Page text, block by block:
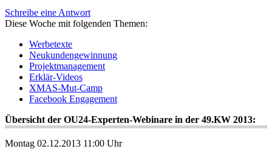
Schreibe eine Antwort
Diese Woche mit folgenden Themen:
Werbetexte
Neukundengewinnung
Projektmanagement
Erklär-Videos
XMAS-Mut-Camp
Facebook Engagement
Übersicht der OU24-Experten-Webinare in der 49.KW 2013:
Montag 02.12.2013 11:00 Uhr